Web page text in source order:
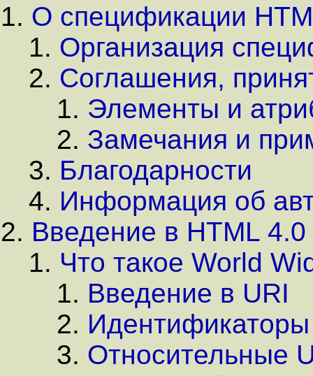
О спецификации
Организация
Соглашения,
Элементы и
Замечания и
Благодарности
Информация об
Введение в HTML 4.0
Что такое World
Введение в URI
Относительные